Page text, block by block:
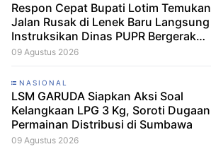
Respon Cepat Bupati Lotim Temukan
Jalan Rusak di Lenek Baru Langsung
Instruksikan Dinas PUPR Bergerak
Cepat
09 Agustus 2026
NASIONAL
LSM GARUDA Siapkan Aksi Soal
Kelangkaan LPG 3 Kg, Soroti Dugaan
Permainan Distribusi di Sumbawa
09 Agustus 2026